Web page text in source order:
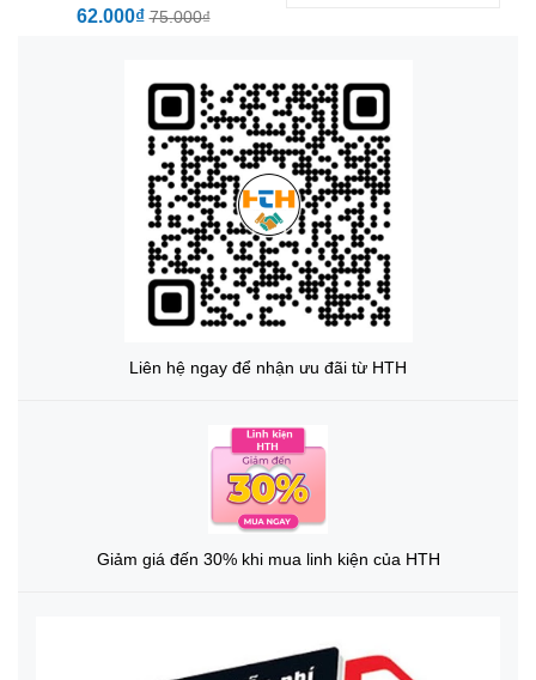
62.000₫75.000₫
Liên hệ ngay để nhận ưu đãi từ HTH
Giảm giá đến 30% khi mua linh kiện của HTH